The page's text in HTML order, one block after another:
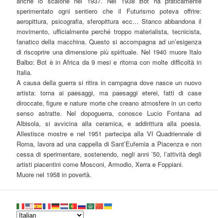
sperimentato ogni sentiero che il Futurismo poteva offrire:
aeropittura, psicografia, sferopittura ecc… Stanco abbandona il
movimento, ufficialmente perché troppo materialista, tecnicista,
fanatico della macchina. Questo si accompagna ad un’esigenza
di riscoprire una dimensione più spirituale. Nel 1940 muore Italo
Balbo: Bot è in Africa da 9 mesi e ritorna con molte difficoltà in
Italia.
A causa della guerra si ritira in campagna dove nasce un nuovo
artista: torna ai paesaggi, ma paesaggi eterei, fatti di case
diroccate, figure e nature morte che creano atmosfere in un certo
senso astratte. Nel dopoguerra, conosce Lucio Fontana ad
Albisola, si avvicina alla ceramica, e addirittura alla poesia.
Allestisce mostre e nel 1951 partecipa alla VI Quadriennale di
Roma, lavora ad una cappella di Sant’Eufemia a Piacenza e non
cessa di sperimentare, sostenendo, negli anni ’50, l’attività degli
artisti piacentini come Mosconi, Armodio, Xerra e Foppiani.
Muore nel 1958 in povertà.